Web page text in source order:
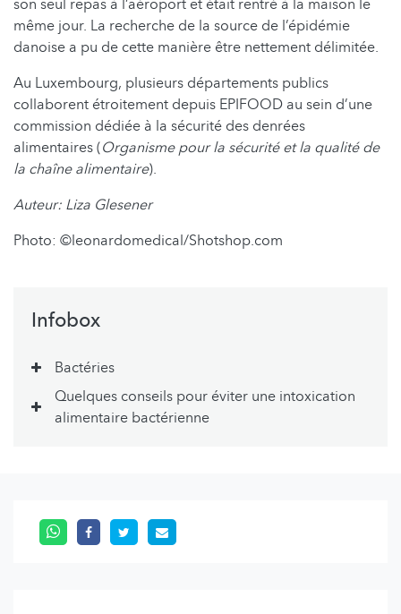
son seul repas à l’aéroport et était rentré à la maison le
même jour. La recherche de la source de l’épidémie
danoise a pu de cette manière être nettement délimitée.
Au Luxembourg, plusieurs départements publics
collaborent étroitement depuis EPIFOOD au sein d’une
commission dédiée à la sécurité des denrées
alimentaires (Organisme pour la sécurité et la qualité de
la chaîne alimentaire).
Auteur: Liza Glesener
Photo: ©leonardomedical/Shotshop.com
Infobox
Bactéries
Quelques conseils pour éviter une intoxication
alimentaire bactérienne